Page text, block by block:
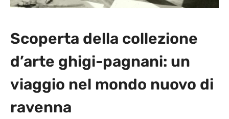
Scoperta della collezione
d’arte ghigi-pagnani: un
viaggio nel mondo nuovo di
ravenna